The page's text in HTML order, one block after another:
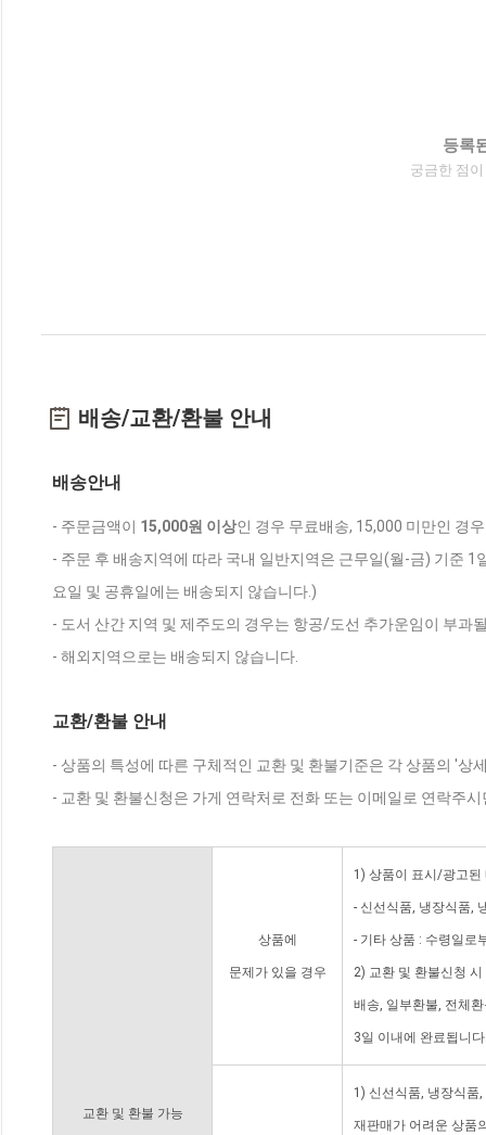
등록
궁금한 점
배송/교환/환불 안내
배송안내
- 주문금액이 15,000원 이상인 경우 무료배송, 15,000 미만인 경
- 주문 후 배송지역에 따라 국내 일반지역은 근무일(월-금) 기준
요일 및 공휴일에는 배송되지 않습니다.)
- 도서 산간 지역 및 제주도의 경우는 항공/도선 추가운임이 부과
- 해외지역으로는 배송되지 않습니다.
교환/환불 안내
- 상품의 특성에 따른 구체적인 교환 및 환불기준은 각 상품의 '상
- 교환 및 환불신청은 가게 연락처로 전화 또는 이메일로 연락주
교환 및 환불 가능
상품에
문제가 있을 경우
1) 상품이 표시/광고된
- 신선식품, 냉장식품,
- 기타 상품 : 수령일로
2) 교환 및 환불신청
배송, 일부환불, 전체
3일 이내에 완료됩니
1) 신선식품, 냉장식품
재판매가 어려운 상품